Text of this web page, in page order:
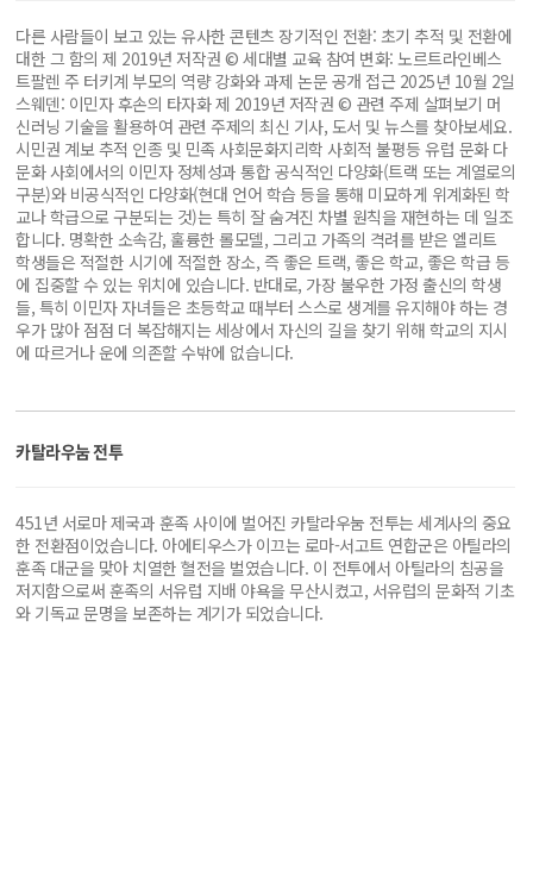
다른 사람들이 보고 있는 유사한 콘텐츠 장기적인 전환: 초기 추적 및 전환에
대한 그 함의 제 2019년 저작권 © 세대별 교육 참여 변화: 노르트라인베스
트팔렌 주 터키계 부모의 역량 강화와 과제 논문 공개 접근 2025년 10월 2일
스웨덴: 이민자 후손의 타자화 제 2019년 저작권 © 관련 주제 살펴보기 머
신러닝 기술을 활용하여 관련 주제의 최신 기사, 도서 및 뉴스를 찾아보세요.
시민권 계보 추적 인종 및 민족 사회문화지리학 사회적 불평등 유럽 ​​문화 다
문화 사회에서의 이민자 정체성과 통합 공식적인 다양화(트랙 또는 계열로의
구분)와 비공식적인 다양화(현대 언어 학습 등을 통해 미묘하게 위계화된 학
교나 학급으로 구분되는 것)는 특히 잘 숨겨진 차별 원칙을 재현하는 데 일조
합니다. 명확한 소속감, 훌륭한 롤모델, 그리고 가족의 격려를 받은 엘리트
학생들은 적절한 시기에 적절한 장소, 즉 좋은 트랙, 좋은 학교, 좋은 학급 등
에 집중할 수 있는 위치에 있습니다. 반대로, 가장 불우한 가정 출신의 학생
들, 특히 이민자 자녀들은 초등학교 때부터 스스로 생계를 유지해야 하는 경
우가 많아 점점 더 복잡해지는 세상에서 자신의 길을 찾기 위해 학교의 지시
에 따르거나 운에 의존할 수밖에 없습니다.
카탈라우눔 전투
451년 서로마 제국과 훈족 사이에 벌어진 카탈라우눔 전투는 세계사의 중요
한 전환점이었습니다. 아에티우스가 이끄는 로마-서고트 연합군은 아틸라의
훈족 대군을 맞아 치열한 혈전을 벌였습니다. 이 전투에서 아틸라의 침공을
저지함으로써 훈족의 서유럽 지배 야욕을 무산시켰고, 서유럽의 문화적 기초
와 기독교 문명을 보존하는 계기가 되었습니다.